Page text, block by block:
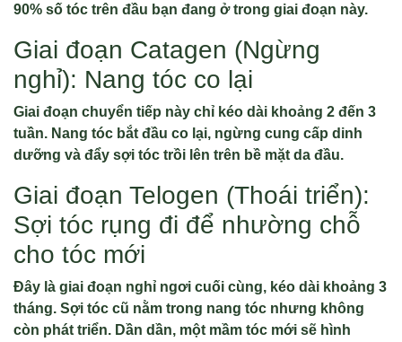
90% số tóc trên đầu bạn đang ở trong giai đoạn này.
Giai đoạn Catagen (Ngừng
nghỉ): Nang tóc co lại
Giai đoạn chuyển tiếp này chỉ kéo dài khoảng 2 đến 3
tuần. Nang tóc bắt đầu co lại, ngừng cung cấp dinh
dưỡng và đẩy sợi tóc trồi lên trên bề mặt da đầu.
Giai đoạn Telogen (Thoái triển):
Sợi tóc rụng đi để nhường chỗ
cho tóc mới
Đây là giai đoạn nghỉ ngơi cuối cùng, kéo dài khoảng 3
tháng. Sợi tóc cũ nằm trong nang tóc nhưng không
còn phát triển. Dần dần, một mầm tóc mới sẽ hình